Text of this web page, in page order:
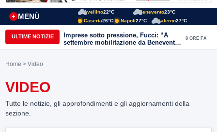
MENÙ
+
Avellino22°C Benevento23°C
Caserta26°C Napoli27°C Salerno27°C
ULTIME NOTIZIE
Imprese sotto pressione, Fucci: “A
settembre mobilitazione da Benevento
e Avellino”
8 ORE FA
Home > Video
VIDEO
Tutte le notizie, gli approfondimenti e gli aggiornamenti della
sezione.